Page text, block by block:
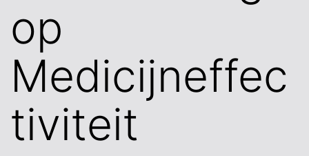
op
Medicijneffec
tiviteit